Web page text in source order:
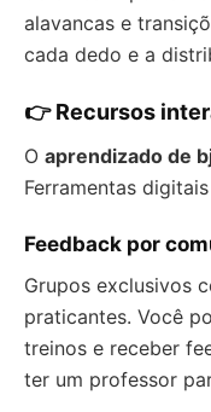
alavancas e
cada dedo e a
👉 Recursos
O aprendizado de
Ferramentas
Feedback por
Grupos exclusivos
praticantes. Você
treinos e receber
ter um professor